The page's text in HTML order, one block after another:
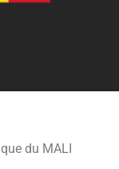
du MALI